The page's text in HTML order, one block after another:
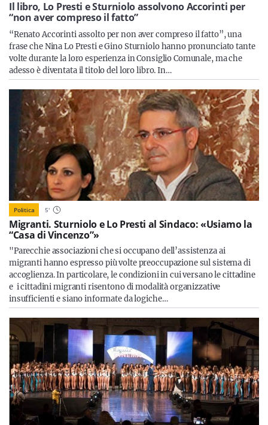
Servizi
Resta sempre aggiornato con le ultime news, iscriviti alla
nostra newsletter
Iscriviti
Il libro, Lo Presti e Sturniolo assolvono Accorinti per
“non aver compreso il fatto”
“Renato Accorinti assolto per non aver compreso il fatto”, una
frase che Nina Lo Presti e Gino Sturniolo hanno pronunciato tante
volte durante la loro esperienza in Consiglio Comunale, ma che
adesso è diventata il titolo del loro libro. In…
Politica 5'
Migranti. Sturniolo e Lo Presti al Sindaco: «Usiamo la
“Casa di Vincenzo”»
"Parecchie associazioni che si occupano dell’assistenza ai
migranti hanno espresso più volte preoccupazione sul sistema di
accoglienza. In particolare, le condizioni in cui versano le cittadine
e i cittadini migranti risentono di modalità organizzative
insufficienti e siano informate da logiche…